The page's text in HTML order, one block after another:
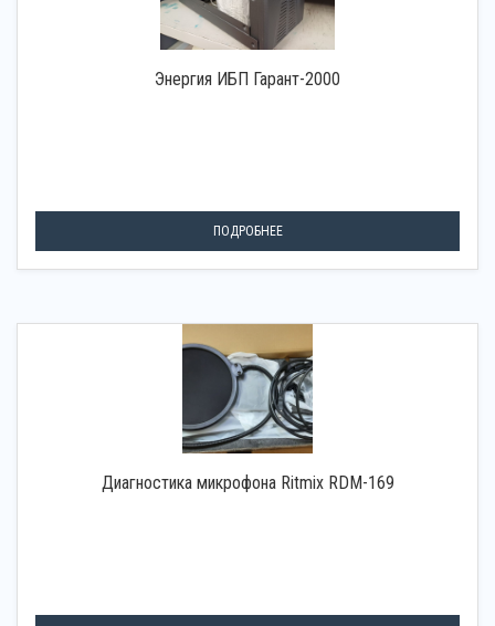
Энергия ИБП Гарант-2000
ПОДРОБНЕЕ
Диагностика микрофона Ritmix RDM-169